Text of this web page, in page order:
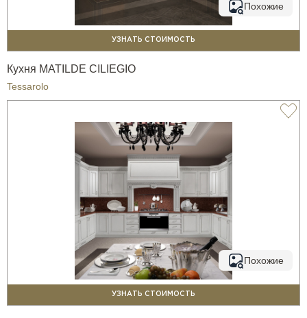
Похожие
УЗНАТЬ СТОИМОСТЬ
Кухня MATILDE CILIEGIO
Tessarolo
Похожие
УЗНАТЬ СТОИМОСТЬ